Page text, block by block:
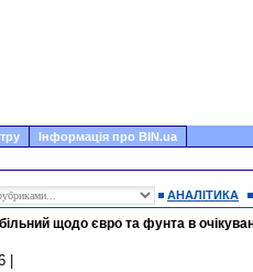
Інформація про BIN.ua
АНАЛІТИКА
щодо євро та фунта в